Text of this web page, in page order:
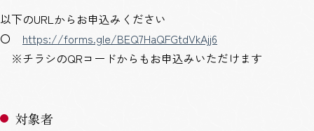
以下のURLからお申込みください
〇 https://forms.gle/BEQ7HaQFGtdVkAjj6
※チラシのQRコードからもお申込みいただけます
対象者